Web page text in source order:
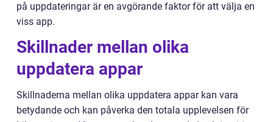
på uppdateringar är en avgörande faktor för att välja en
viss app.
Skillnader mellan olika
uppdatera appar
Skillnaderna mellan olika uppdatera appar kan vara
betydande och kan påverka den totala upplevelsen för